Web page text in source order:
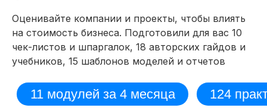
Оценивайте компании и проекты, чтобы влиять
на стоимость бизнеса. Подготовили для вас 10
чек-листов и шпаргалок, 18 авторских гайдов и
учебников, 15 шаблонов моделей и отчетов
Подробнее
Август — время
инвестировать